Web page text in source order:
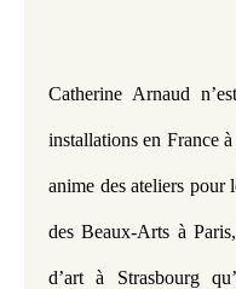
Catherine Arnaud
installations en France
anime des ateliers pour
des Beaux-Arts à
d’art à Strasbourg